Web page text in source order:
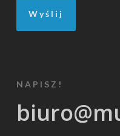
NAPISZ!